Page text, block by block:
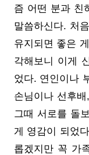
즘 어떤 분과 친
말씀하신다. 처
유지되면 좋은
각해보니 이게
었다. 연인이나
손님이나 선후
그때 서로를 돌
게 영감이 되었
롭겠지만 꼭 가